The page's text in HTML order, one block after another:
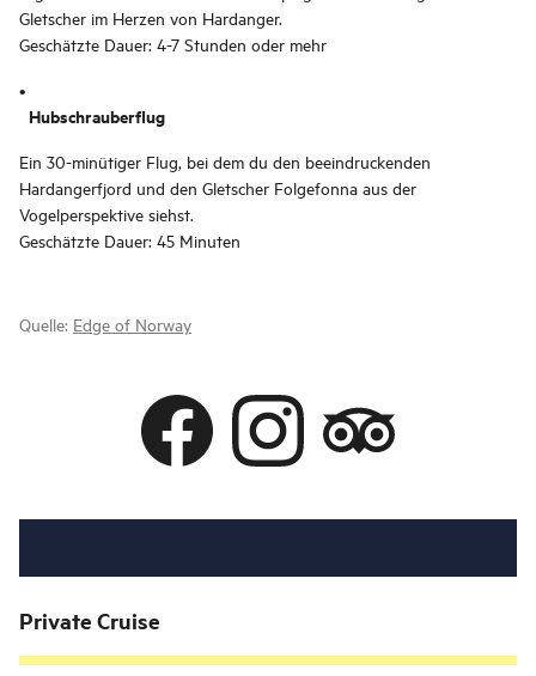
Gletscher im Herzen von Hardanger.
Geschätzte Dauer: 4-7 Stunden oder mehr
Hubschrauberflug
Ein 30-minütiger Flug, bei dem du den beeindruckenden
Hardangerfjord und den Gletscher Folgefonna aus der
Vogelperspektive siehst.
Geschätzte Dauer: 45 Minuten
Quelle: Edge of Norway
Private Cruise